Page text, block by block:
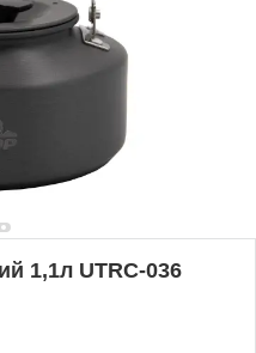
1,1л UTRC-036